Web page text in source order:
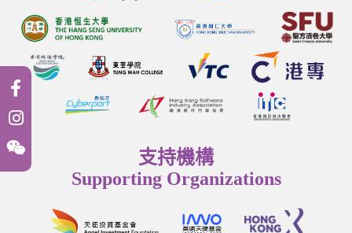
支持機構
Supporting Organizations